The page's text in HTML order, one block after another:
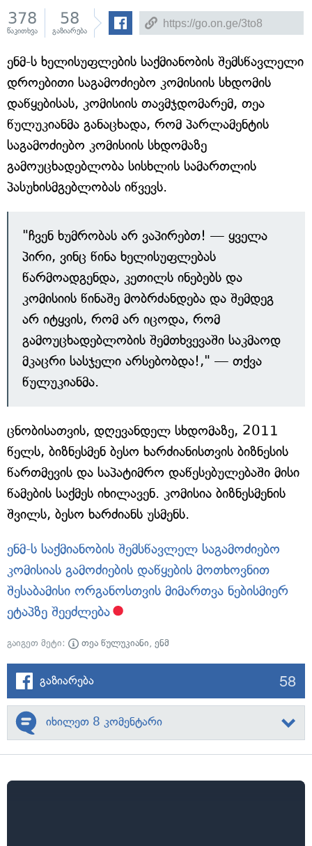
378
წაკითხვა
58
გაზიარება
ენმ-ს ხელისუფლების საქმიანობის შემსწავლელი
დროებითი საგამოძიებო კომისიის სხდომის
დაწყებისას, კომისიის თავმჯდომარემ, თეა
წულუკიანმა განაცხადა, რომ პარლამენტის
საგამოძიებო კომისიის სხდომაზე
გამოუცხადებლობა სისხლის სამართლის
პასუხისმგებლობას იწვევს.
"ჩვენ ხუმრობას არ ვაპირებთ! — ყველა
პირი, ვინც წინა ხელისუფლებას
წარმოადგენდა, კეთილს ინებებს და
კომისიის წინაშე მობრძანდება და შემდეგ
არ იტყვის, რომ არ იცოდა, რომ
გამოუცხადებლობის შემთხვევაში საკმაოდ
მკაცრი სასჯელი არსებობდა!," — თქვა
წულუკიანმა.
ცნობისათვის, დღევანდელ სხდომაზე, 2011
წელს, ბიზნესმენ ბესო ხარძიანისთვის ბიზნესის
წართმევის და საპატიმრო დაწესებულებაში მისი
წამების საქმეს იხილავენ. კომისია ბიზნესმენის
შვილს, ბესო ხარძიანს უსმენს.
ენმ-ს საქმიანობის შემსწავლელ საგამოძიებო
კომისიას გამოძიების დაწყების მოთხოვნით
შესაბამისი ორგანოსთვის მიმართვა ნებისმიერ
ეტაპზე შეეძლება
გაიგეთ მეტი: თეა წულუკიანი, ენმ
გაზიარება 58
იხილეთ 8 კომენტარი